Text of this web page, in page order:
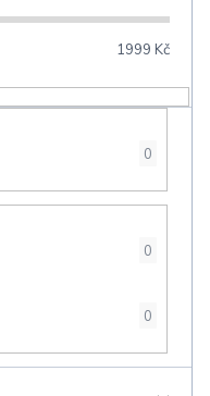
1999 Kč
0
0
0